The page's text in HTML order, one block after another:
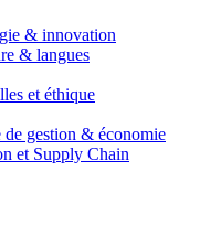
& innovation
& langues
et éthique
gestion & économie
et Supply Chain